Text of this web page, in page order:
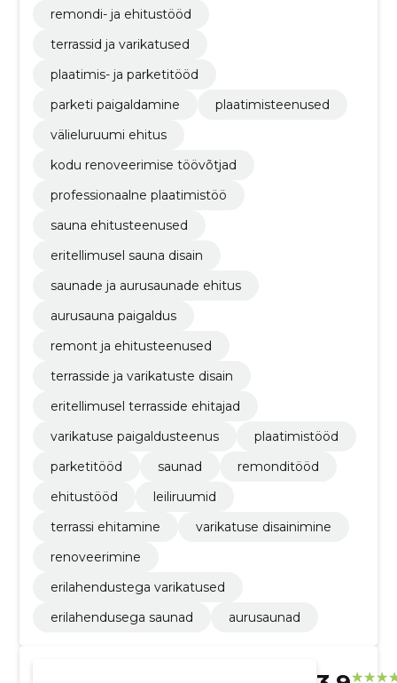
remondi- ja ehitustööd
terrassid ja varikatused
plaatimis- ja parketitööd
parketi paigaldamine
plaatimisteenused
välieluruumi ehitus
kodu renoveerimise töövõtjad
professionaalne plaatimistöö
sauna ehitusteenused
eritellimusel sauna disain
saunade ja aurusaunade ehitus
aurusauna paigaldus
remont ja ehitusteenused
terrasside ja varikatuste disain
eritellimusel terrasside ehitajad
varikatuse paigaldusteenus
plaatimistööd
parketitööd
saunad
remonditööd
ehitustööd
leiliruumid
terrassi ehitamine
varikatuse disainimine
renoveerimine
erilahendustega varikatused
erilahendusega saunad
aurusaunad